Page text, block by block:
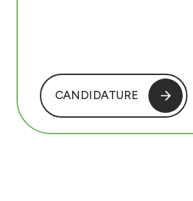
CANDIDATURE